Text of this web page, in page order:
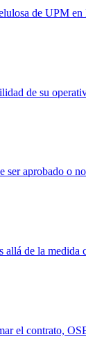
de UPM
de su
aprobado o
de la
el contrato,